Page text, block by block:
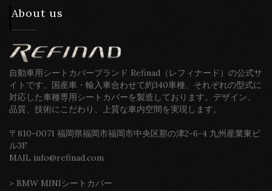
About us
自動車用シートカバーブランド Refinad（レフィナード）の公式サ
イトです。国産車・輸入車合わせて約340車種、それぞれの型式に
対応した車種専用シートカバーを製造しております。デザイン、
品質、技術にこだわり、上質な車内空間を実現します。
〒810-0071 福岡県福岡市福岡市中央区那の津2-6-4 九州産業東ビ
ル3F
MAIL info@refinad.com
> BMW MINIシートカバー